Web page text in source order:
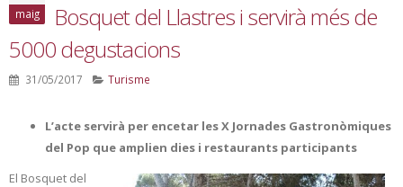
maig
Bosquet del Llastres i servirà més de
5000 degustacions
31/05/2017 Turisme
L’acte servirà per encetar les X Jornades Gastronòmiques
del Pop que amplien dies i restaurants participants
El Bosquet del